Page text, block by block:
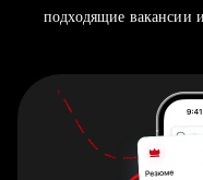
подходящие вакансии